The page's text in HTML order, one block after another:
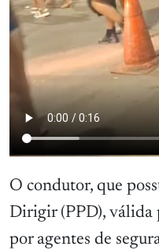
O condutor, que
Dirigir (PPD), válida
por agentes de